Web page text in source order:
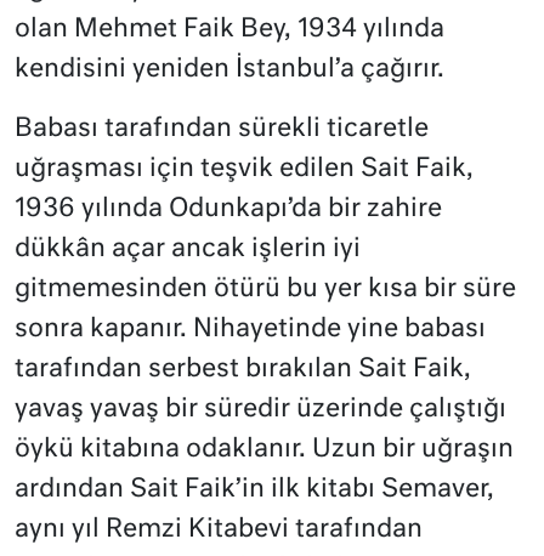
olan Mehmet Faik Bey, 1934 yılında
kendisini yeniden İstanbul’a çağırır.
Babası tarafından sürekli ticaretle
uğraşması için teşvik edilen Sait Faik,
1936 yılında Odunkapı’da bir zahire
dükkân açar ancak işlerin iyi
gitmemesinden ötürü bu yer kısa bir süre
sonra kapanır. Nihayetinde yine babası
tarafından serbest bırakılan Sait Faik,
yavaş yavaş bir süredir üzerinde çalıştığı
öykü kitabına odaklanır. Uzun bir uğraşın
ardından Sait Faik’in ilk kitabı Semaver,
aynı yıl Remzi Kitabevi tarafından